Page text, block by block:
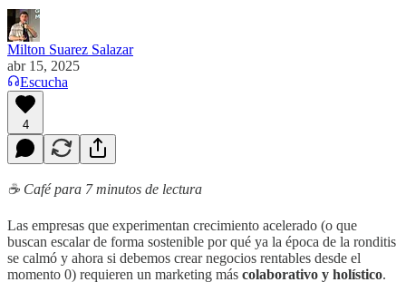
Milton Suarez Salazar
abr 15, 2025
Escucha
4
☕️ Café para 7 minutos de lectura
Las empresas que experimentan crecimiento acelerado (o que
buscan escalar de forma sostenible por qué ya la época de la ronditis
se calmó y ahora si debemos crear negocios rentables desde el
momento 0) requieren un marketing más colaborativo y holístico.